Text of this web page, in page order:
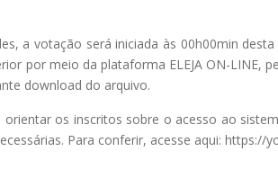
a votação será iniciada às 00h00min
por meio da plataforma ELEJA ON-LINE,
download do arquivo.
os inscritos sobre o acesso ao
Para conferir, acesse aqui: https://